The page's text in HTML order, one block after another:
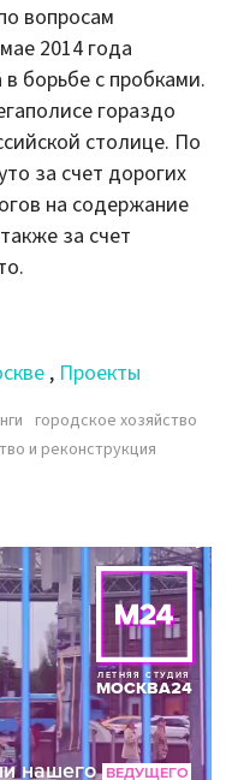
вопросам
2014 года
борьбе с пробками.
гораздо
столице. По
за счет дорогих
на содержание
за счет
, Проекты
городское хозяйство
и реконструкция